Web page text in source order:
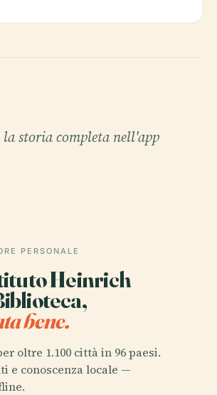
storia completa nell'app
PERSONALE
Heinrich
bene.
oltre 1.100 città in 96 paesi.
e conoscenza locale —